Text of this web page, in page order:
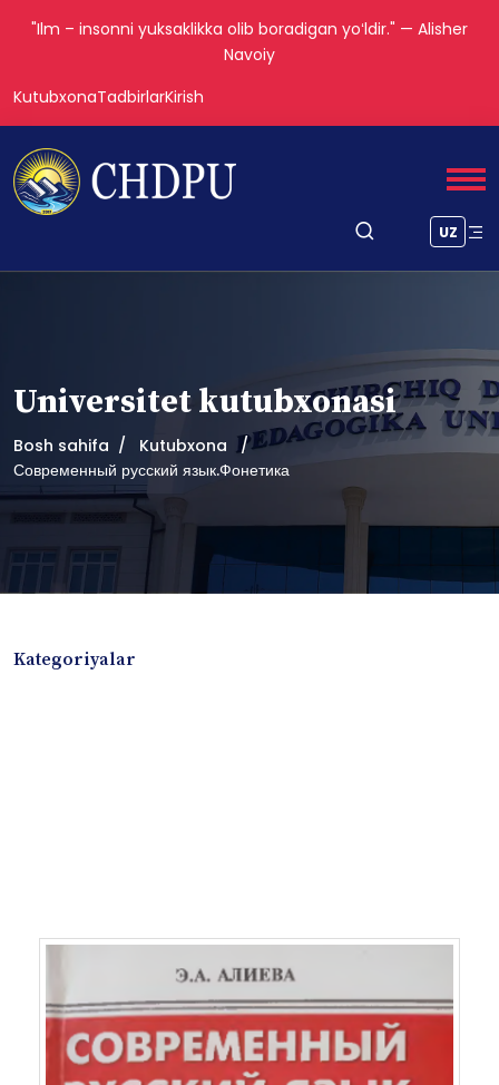
"Ilm – insonni yuksaklikka olib boradigan yoʻldir." — Alisher
Navoiy
KutubxonaTadbirlarKirish
UZ
Universitet kutubxonasi
Bosh sahifa
Kutubxona
Современный русский язык.Фонетика
Kategoriyalar